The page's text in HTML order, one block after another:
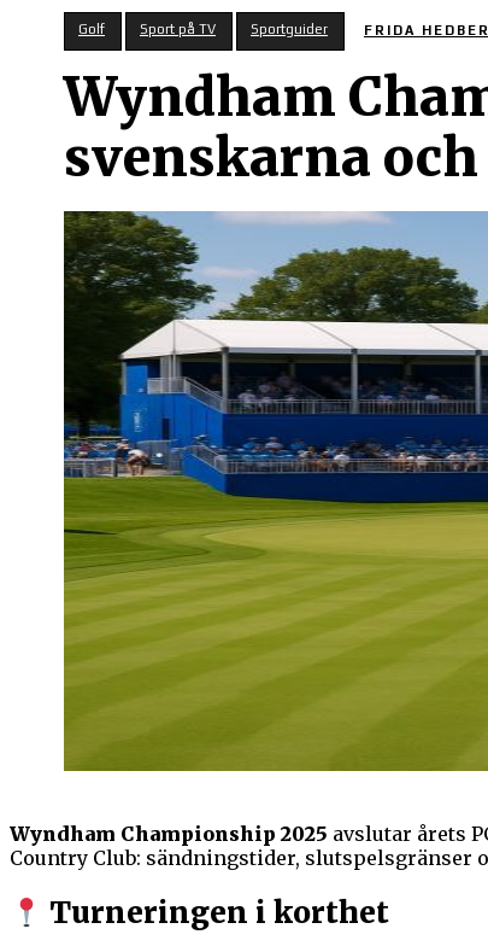
Golf Sport på TV Sportguider FRIDA
Wyndham
svenskarna
Wyndham Championship 2025 avslutar årets
Country Club: sändningstider, slutspelsgränser
Turneringen i korthet